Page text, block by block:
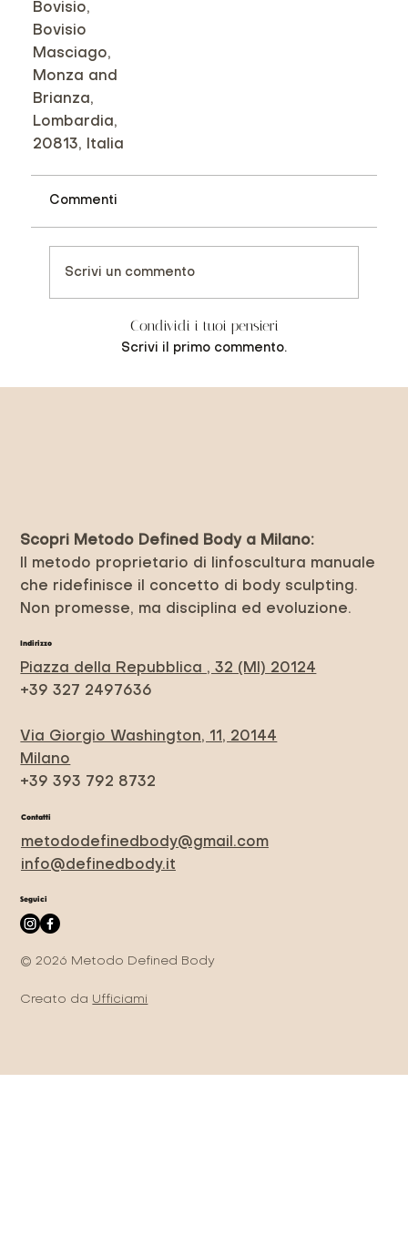
Bovisio,
Bovisio
Masciago,
Monza and
Brianza,
Lombardia,
20813, Italia
Commenti
Scrivi un commento
Condividi i tuoi pensieri
Scrivi il primo commento.
Scopri Metodo Defined Body a Milano:
Il metodo proprietario di linfoscultura manuale
che ridefinisce il concetto di body sculpting.
Non promesse, ma disciplina ed evoluzione.
Indirizzo
Piazza della Repubblica , 32 (MI) 20124
+39 327 2497636
Via Giorgio Washington, 11, 20144
Milano
+39 393 792 8732
Contatti
metododefinedbody@gmail.com
info@definedbody.it
Seguici
© 2026 Metodo Defined Body
Creato da Ufficiami